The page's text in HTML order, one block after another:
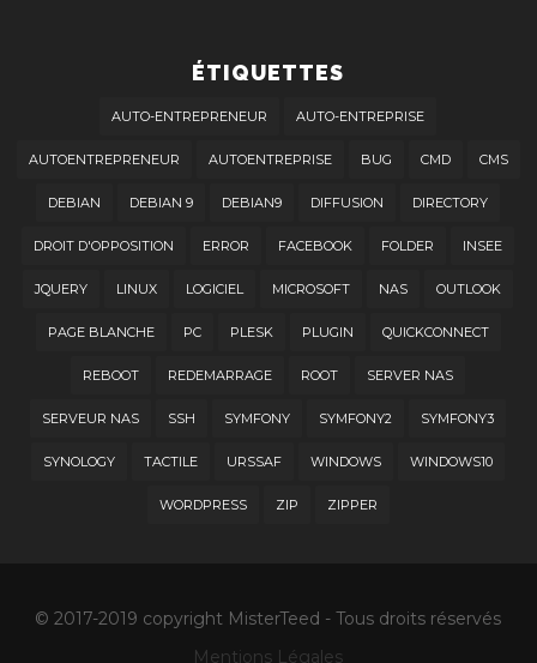
ÉTIQUETTES
AUTO-ENTREPRENEUR AUTO-ENTREPRISE
AUTOENTREPRENEUR AUTOENTREPRISE BUG CMD CMS
DEBIAN DEBIAN 9 DEBIAN9 DIFFUSION DIRECTORY
DROIT D'OPPOSITION ERROR FACEBOOK FOLDER INSEE
JQUERY LINUX LOGICIEL MICROSOFT NAS OUTLOOK
PAGE BLANCHE PC PLESK PLUGIN QUICKCONNECT
REBOOT REDEMARRAGE ROOT SERVER NAS
SERVEUR NAS SSH SYMFONY SYMFONY2 SYMFONY3
SYNOLOGY TACTILE URSSAF WINDOWS WINDOWS10
WORDPRESS ZIP ZIPPER
© 2017-2019 copyright MisterTeed - Tous droits réservés
Mentions Légales